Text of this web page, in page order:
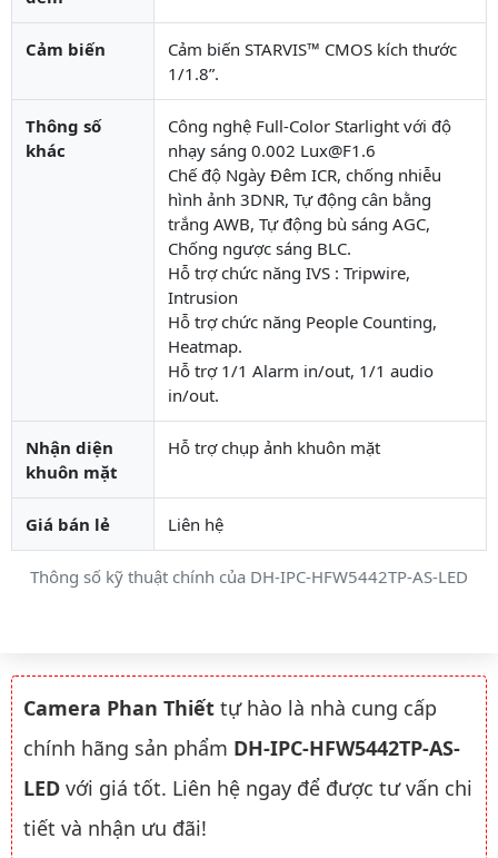
Thông số kỹ thuật chính của DH-IPC-HFW5442TP-AS-LED
Cảm biến
Cảm biến STARVIS™ CMOS kích thước
1/1.8”.
Thông số
khác
Công nghệ Full-Color Starlight với độ
nhạy sáng 0.002 Lux@F1.6
Chế độ Ngày Đêm ICR, chống nhiễu
hình ảnh 3DNR, Tự động cân bằng
trắng AWB, Tự động bù sáng AGC,
Chống ngược sáng BLC.
Hỗ trợ chức năng IVS : Tripwire,
Intrusion
Hỗ trợ chức năng People Counting,
Heatmap.
Hỗ trợ 1/1 Alarm in/out, 1/1 audio
in/out.
Nhận diện
khuôn mặt
Hỗ trợ chụp ảnh khuôn mặt
Giá bán lẻ Liên hệ
Camera Phan Thiết tự hào là nhà cung cấp
chính hãng sản phẩm DH-IPC-HFW5442TP-AS-
LED với giá tốt. Liên hệ ngay để được tư vấn chi
tiết và nhận ưu đãi!